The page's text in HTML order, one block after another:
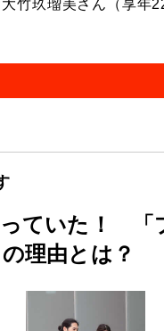
竹玖瑠美さん（享年
っていた！ 「
理由とは？